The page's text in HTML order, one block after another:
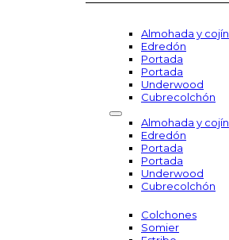
Almohada y cojín
Edredón
Portada
Portada
Underwood
Cubrecolchón
Almohada y cojín
Edredón
Portada
Portada
Underwood
Cubrecolchón
Colchones
Somier